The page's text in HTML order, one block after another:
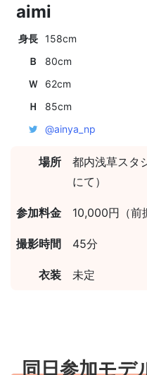
aimi
身長 158cm
Ｂ
80cm
Ｗ
62cm
Ｈ
85cm
@ainya_np
場所
都内浅草スタ
にて）
参加料金 10,000円（前
撮影時間 45分
衣装 未定
同日参加モデ